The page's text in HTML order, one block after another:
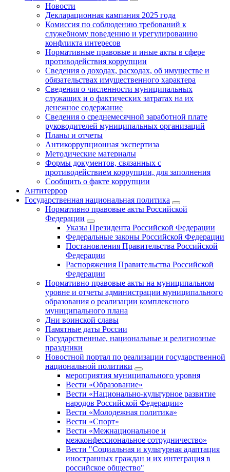
Новости
Декларационная кампания 2025 года
Комиссия по соблюдению требований к
служебному поведению и урегулированию
конфликта интересов
Нормативные правовые и иные акты в сфере
противодействия коррупции
Сведения о доходах, расходах, об имуществе и
обязательствах имущественного характера
Сведения о численности муниципальных
служащих и о фактических затратах на их
денежное содержание
Сведения о среднемесячной заработной плате
руководителей муниципальных организаций
Планы и отчеты
Антикоррупционная экспертиза
Методические материалы
Формы документов, связанных с
противодействием коррупции, для заполнения
Сообщить о факте коррупции
Антитеррор
Государственная национальная политика
Нормативно правовые акты Российской
Федерации
Указы Президента Российской Федерации
Федеральные законы Российской Федерации
Постановления Правительства Российской
Федерации
Распоряжения Правительства Российской
Федерации
Нормативно правовые акты на муниципальном
уровне и отчеты администрации муниципального
образования о реализации комплексного
муниципального плана
Дни воинской славы
Памятные даты России
Государственные, национальные и религиозные
праздники
Новостной портал по реализации государственной
национальной политики
мероприятия муниципального уровня
Вести «Образование»
Вести «Национально-культурное развитие
народов Российской Федерации»
Вести «Молодежная политика»
Вести «Спорт»
Вести «Межнациональное и
межконфессиональное сотрудничество»
Вести "Социальная и культурная адаптация
иностранных граждан и их интеграция в
российское общество"